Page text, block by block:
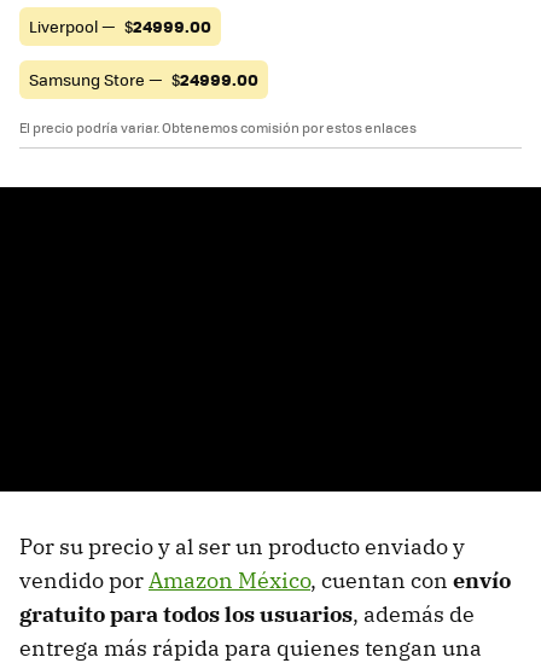
Liverpool — $24999.00
Samsung Store — $24999.00
El precio podría variar. Obtenemos comisión por estos enlaces
Por su precio y al ser un producto enviado y
vendido porAmazon México, cuentan con envío
gratuito para todos los usuarios, además de
entrega más rápida para quienes tengan una